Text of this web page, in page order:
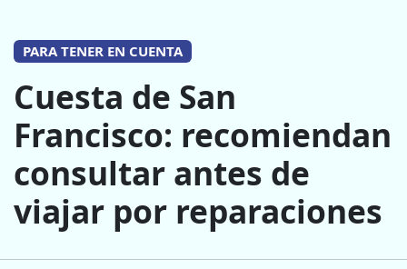
PARA TENER EN CUENTA
Cuesta de San
Francisco: recomiendan
consultar antes de
viajar por reparaciones